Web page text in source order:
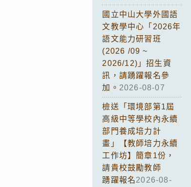
國立中山大學外國語
文教學中心「2026年
語文能力研習班
(2026 /09 ~
2026/12)」招生資
訊，請踴躍報名參
加。 2026-08-07
檢送「環境部第1屆
高級中等學校內永續
部門養成培力計
畫」【教師培力永續
工作坊】簡章1份，
請貴校鼓勵教師
踴躍報名2026-08-